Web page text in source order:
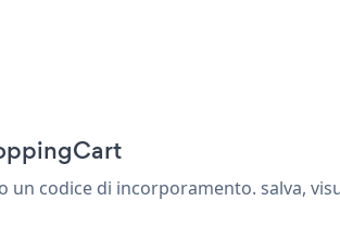
codice di incorporamento. salva,